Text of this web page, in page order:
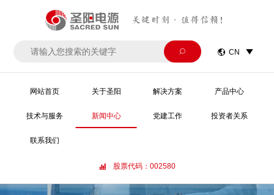
关键时刻·值得信赖！
  CN 
网站首页 关于圣阳 解决方案 产品中心
技术与服务 新闻中心 党建工作 投资者关系
联系我们
 股票代码：002580